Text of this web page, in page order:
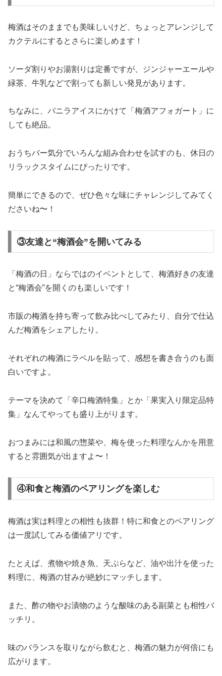
梅酒はそのままでも美味しいけど、ちょっとアレンジして
カクテルにするとさらに楽しめます！
ソーダ割りやお湯割りは定番ですが、ジンジャーエールや
緑茶、牛乳などで割っても新しい発見があります。
ちなみに、バニラアイスにかけて「梅酒アフォガート」に
しても絶品。
おうちバー気分でいろんな組み合わせを試すのも、休日の
リラックスタイムにぴったりです。
簡単にできるので、ぜひ色々な味にチャレンジしてみてく
ださいね〜！
③友達と“梅酒会”を開いてみる
「梅酒の日」ならではのイベントとして、梅酒好きの友達
と“梅酒会”を開くのも楽しいです！
市販の梅酒を持ち寄って飲み比べしてみたり、自分で仕込
んだ梅酒をシェアしたり。
それぞれの梅酒にラベルを貼って、感想を書き合うのも面
白いですよ。
テーマを決めて「辛口梅酒特集」とか「果実入り限定品特
集」なんてやっても盛り上がります。
おつまみには和風の惣菜や、梅を使った料理なんかを用意
すると雰囲気が出ますよ〜！
④和食と梅酒のペアリングを楽しむ
梅酒は実は料理との相性も抜群！特に和食とのペアリング
は一度試してみる価値アリです。
たとえば、煮物や焼き魚、天ぷらなど、油や出汁を使った
料理に、梅酒の甘みが絶妙にマッチします。
また、酢の物やお漬物のような酸味のある副菜とも相性バ
ッチリ。
味のバランスを取りながら飲むと、梅酒の魅力が何倍にも
広がります。